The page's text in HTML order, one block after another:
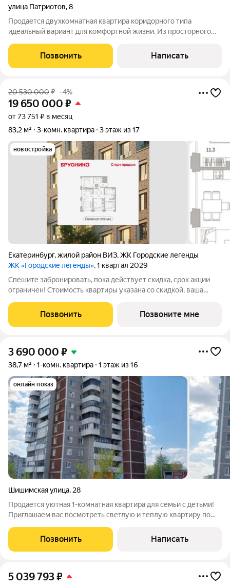
улица Патриотов,8
Продается двухкомнатная квартира коридорного типа
идеальный вариант для комфортной жизни. Из просторного
спальню и кухню. Все жилые помещения и кухня выходят
окнами во двор в квартире всегда тихо
Позвонить Написать
20 530 000₽ –4%
19 650 000 ₽
от 73 751 ₽ в месяц
83,2 м²
3-комн. квартира 3 этаж из 17
новостройка
Екатеринбург,жилой район ВИЗ,ЖК Городские легенды
ЖК «Городские легенды», 1 квартал 2029
Спешите забронировать, пока действует скидка, срок акции
ограничен! Стоимость квартиры указана со скидкой, ваша
вам все расскажут. Продается 3-комн. квартира от
застройщика с предчистовой
Позвонить Позвоните мне
3 690 000 ₽
38,7 м² 1-комн. квартира 1 этаж из 16
онлайн показ
Шишимская улица, 28
Продается уютная 1-комнатная квартира для семьи с детьми!
Приглашаем вас посмотреть светлую и теплую квартиру по
тепло, что особенно важно для комфортной жизни. Квартира
идеально подойдет для
Позвонить Написать
5 039 793₽